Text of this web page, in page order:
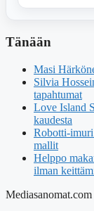
Tänään
Masi
Silvia
tapahtumat
Love Island
kaudesta
Robotti-
mallit
Helppo
ilman
Mediasanomat.com